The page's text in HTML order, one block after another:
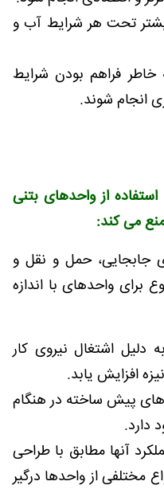
تحت هر شرایط آب و
فراهم بودن شرایط
انجام شوند.
از واحدهای بتنی
می کند:
جابجایی، حمل و نقل و
واحدهای با اندازه
اشتغال نیروی کار
افزایش یابد.
پیش ساخته در هنگام
دارد.
آنها مطابق با طراحی
مختلفی از واحدها درگیر